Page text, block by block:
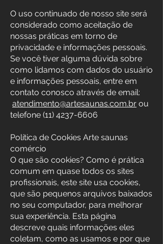
O uso continuado de nosso site será
considerado como aceitação de
nossas práticas em torno de
privacidade e informações pessoais.
Se você tiver alguma dúvida sobre
como lidamos com dados do usuário
e informações pessoais, entre em
contato conosco através de email:
atendimento@artesaunas.com.br ou
telefone (11) 4237-6606
Política de Cookies Arte saunas
comércio
O que são cookies? Como é prática
comum em quase todos os sites
profissionais, este site usa cookies,
que são pequenos arquivos baixados
no seu computador, para melhorar
sua experiência. Esta página
descreve quais informações eles
coletam, como as usamos e por que